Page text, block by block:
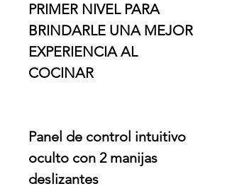
PRIMER NIVEL PARA
BRINDARLE UNA MEJOR
EXPERIENCIA AL
COCINAR
Panel de control intuitivo
oculto con 2 manijas
deslizantes